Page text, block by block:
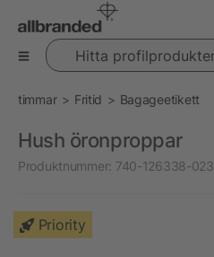
Hitta profilprodukter
timmar Fritid Bagageetikett
Hush öronproppar
Produktnummer: 740-126338-023
Priority